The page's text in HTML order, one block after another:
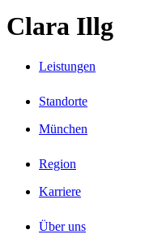
Clara Illg
Leistungen
Standorte
München
Region
Karriere
Über uns